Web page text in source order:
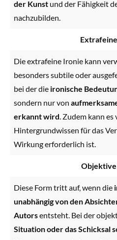
der Kunst und der Fähigkeit
nachzubilden.
Die extrafeine Ironie kann
besonders subtile oder
bei der die ironische
sondern nur von
erkannt wird . Zudem kann
Hintergrundwissen für das
Wirkung erforderlich ist.
Diese Form tritt auf, wenn die
unabhängig von den
Autorsentsteht. Bei der
Situation oder das Schicksal